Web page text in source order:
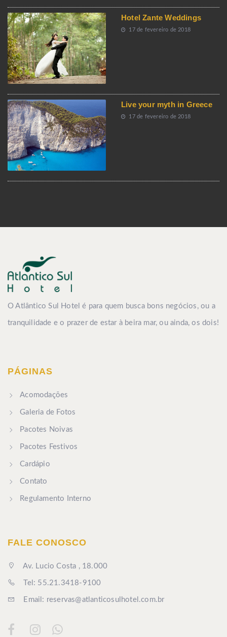
Hotel Zante Weddings
17 de fevereiro de 2018
Live your myth in Greece
17 de fevereiro de 2018
O Atlântico Sul Hotel é para quem busca bons negócios, ou a
tranquilidade e o prazer de estar à beira mar, ou ainda, os dois!
PÁGINAS
Acomodações
Galeria de Fotos
Pacotes Noivas
Pacotes Festivos
Cardápio
Contato
Regulamento Interno
FALE CONOSCO
Av. Lucio Costa , 18.000
Tel: 55.21.3418-9100
Email: reservas@atlanticosulhotel.com.br